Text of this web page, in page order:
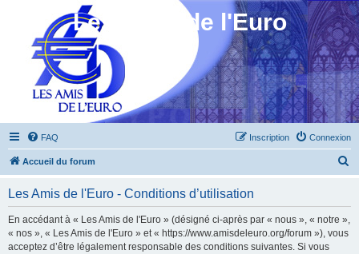
Les Amis de l'Euro
FAQ Connexion
Inscription
Accueil du forum
Les Amis de l'Euro - Conditions d’utilisation
En accédant à « Les Amis de l'Euro » (désigné ci-après par « nous », « notre »,
« nos », « Les Amis de l'Euro » et « https://www.amisdeleuro.org/forum »), vous
acceptez d’être légalement responsable des conditions suivantes. Si vous